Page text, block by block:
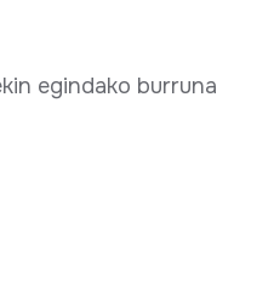
egindako burruna